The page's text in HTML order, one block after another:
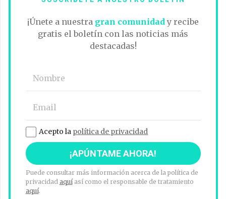
¡Únete a nuestra gran comunidady recibe
gratis el boletín con las noticias más
destacadas!
Acepto la política de privacidad
Puede consultar más información acerca de la política de
privacidad aquíasí como el responsable de tratamiento
aquí.